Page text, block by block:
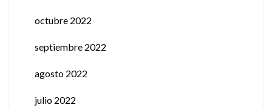
octubre 2022
septiembre 2022
agosto 2022
julio 2022